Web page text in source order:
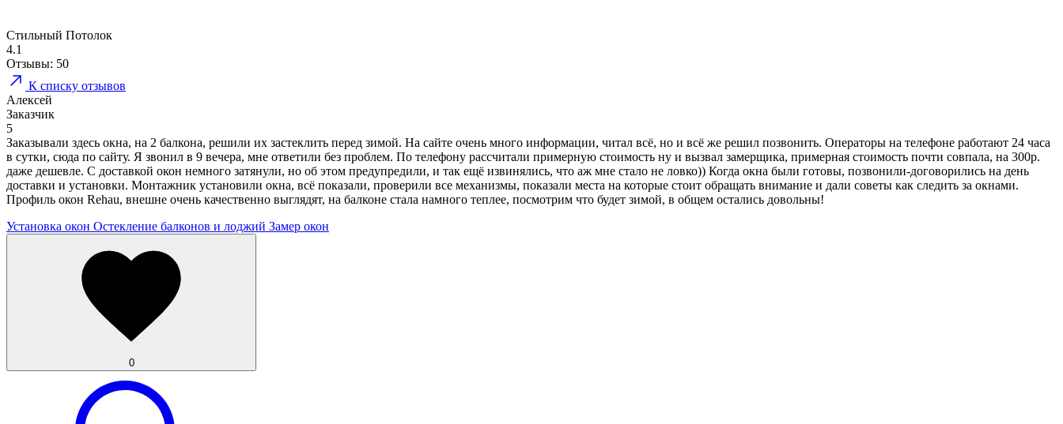
Стильный Потолок
4.1
Отзывы: 50
К списку отзывов
Алексей
Заказчик
5
Заказывали здесь окна, на 2 балкона, решили их застеклить перед зимой. На сайте очень много информации, читал всё, но и всё же решил позвонить. Операторы на телефоне работают 24 часа
в сутки, сюда по сайту. Я звонил в 9 вечера, мне ответили без проблем. По телефону рассчитали примерную стоимость ну и вызвал замерщика, примерная стоимость почти совпала, на 300р.
даже дешевле. С доставкой окон немного затянули, но об этом предупредили, и так ещё извинялись, что аж мне стало не ловко)) Когда окна были готовы, позвонили-договорились на день
доставки и установки. Монтажник установили окна, всё показали, проверили все механизмы, показали места на которые стоит обращать внимание и дали советы как следить за окнами.
Профиль окон Rehau, внешне очень качественно выглядят, на балконе стала намного теплее, посмотрим что будет зимой, в общем остались довольны!
Установка окон Остекление балконов и лоджий Замер окон
0